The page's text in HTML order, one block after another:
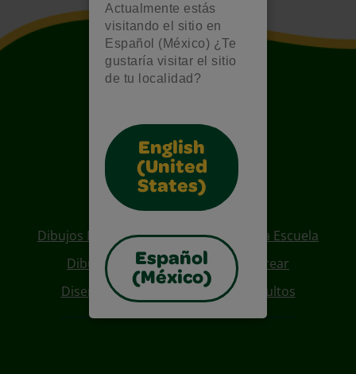
Actualmente estás
visitando el sitio en
Español (México) ¿Te
gustaría visitar el sitio
de tu localidad?
English
(United
States)
Español
(México)
Also of Interest
Dibujos Para Colorear De Regreso A La Escuela
Dibujos De Personajes Para Colorear
Diseños Para Coloreables Para Adultos